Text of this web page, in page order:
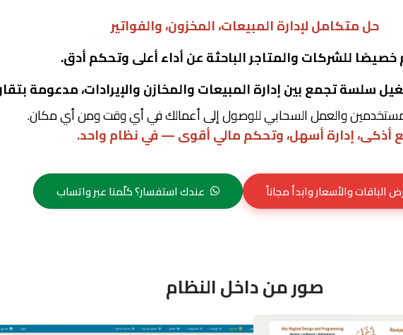
حل متكامل لإدارة المبيعات، المخزون، والفواتير
للشركات والمتاجر الباحثة عن أداء أعلى وتحكم أدق.
والعمل السحابي للوصول إلى أعمالك في أي وقت ومن أي مكان.
أذكى، إدارة أسهل، وتحكم مالي أقوى — في نظام واحد.
الباقات والأسعار وابدأ مجاناً عندك استفسار؟ كلّمنا عبر واتساب
صور من داخل النظام